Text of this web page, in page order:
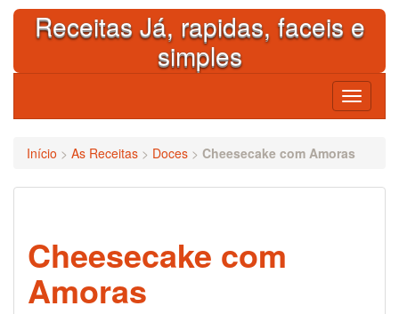
Skip
contentReceitas Já, rapidas, faceis e
simples
Toggle
Início > As Receitas > Doces > Cheesecake com Amoras
Cheesecake com
Amoras